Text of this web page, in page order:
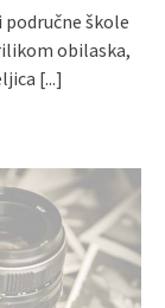
škole
obilaska,
[...]